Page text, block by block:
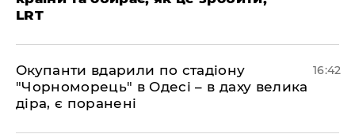
LRT
​Окупанти вдарили по стадіону
"Чорноморець" в Одесі – в даху велика
діра, є поранені
16:42